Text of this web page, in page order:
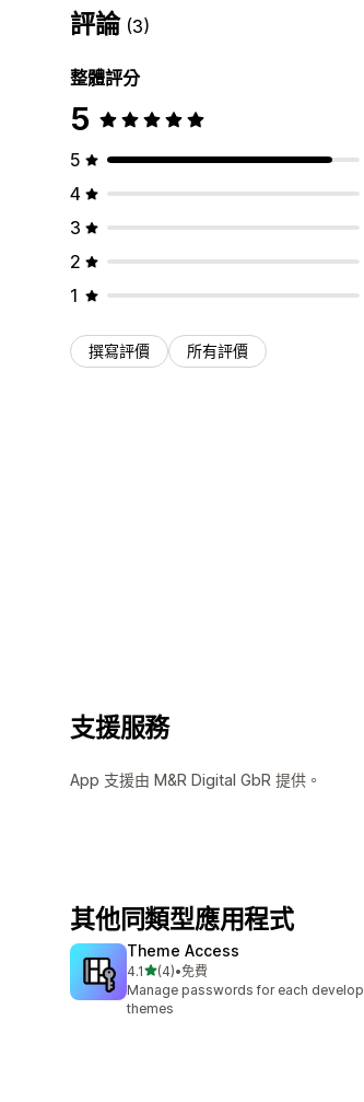
評論 (3)
整體評分
5
5
4
3
2
1
撰寫評價 所有評價
支援服務
App 支援由 M&R Digital GbR 提供。
其他同類型應用程式
Theme Access
4.1滿分 5 顆星
(4)
共有 4 則評價
•免費
Manage passwords for each
themes